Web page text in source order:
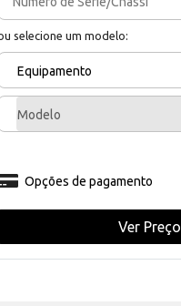
selecione um modelo:
Equipamento
Modelo
Opções de pagamento
Ver Preço